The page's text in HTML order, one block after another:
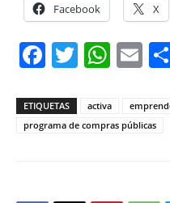
Facebook X
Facebook
Twitter
ETIQUETAS activa
programa de compras públicas